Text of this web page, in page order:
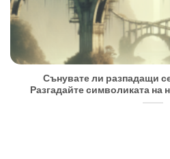
Сънувате ли разпадащи
Разгадайте символиката на